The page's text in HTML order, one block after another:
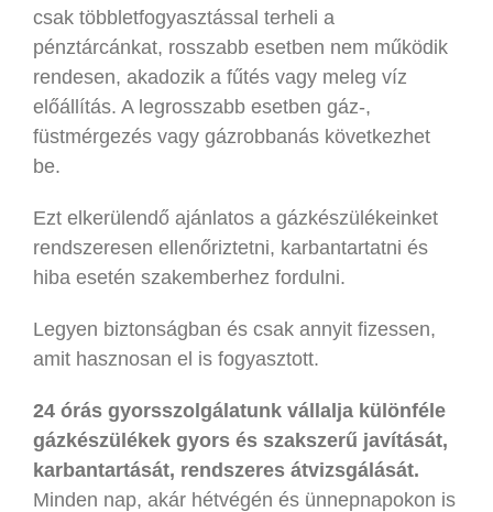
csak többletfogyasztással terheli a
pénztárcánkat, rosszabb esetben nem működik
rendesen, akadozik a fűtés vagy meleg víz
előállítás. A legrosszabb esetben gáz-,
füstmérgezés vagy gázrobbanás következhet
be.
Ezt elkerülendő ajánlatos a gázkészülékeinket
rendszeresen ellenőriztetni, karbantartatni és
hiba esetén szakemberhez fordulni.
Legyen biztonságban és csak annyit fizessen,
amit hasznosan el is fogyasztott.
24 órás gyorsszolgálatunk vállalja különféle
gázkészülékek gyors és szakszerű javítását,
karbantartását, rendszeres átvizsgálását.
Minden nap, akár hétvégén és ünnepnapokon is